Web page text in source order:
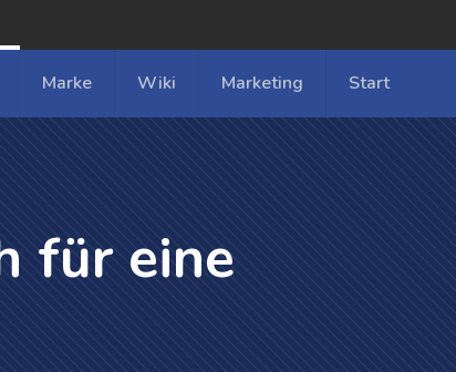
Marke Wiki Marketing Start
für eine